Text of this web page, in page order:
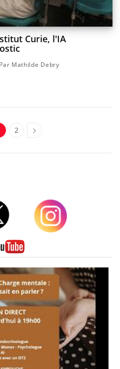
Curie, l'IA
Par Mathilde Debry
2